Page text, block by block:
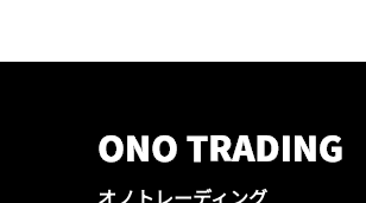
オノトレーディング